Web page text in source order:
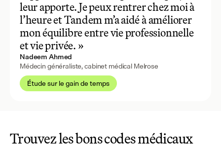
leur apporte. Je peux rentrer chez moi à
l’heure et Tandem m’a aidé à améliorer
mon équilibre entre vie professionnelle
et vie privée. »
Nadeem Ahmed
Médecin généraliste, cabinet médical Melrose
Étude sur le gain de temps
Trouvez les bons codes médicaux